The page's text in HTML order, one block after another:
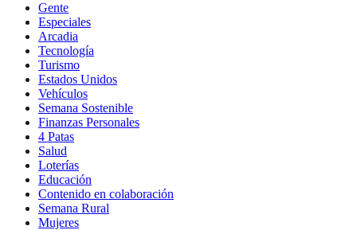
Gente
Especiales
Arcadia
Tecnología
Turismo
Estados Unidos
Vehículos
Semana Sostenible
Finanzas Personales
4 Patas
Salud
Loterías
Educación
Contenido en colaboración
Semana Rural
Mujeres